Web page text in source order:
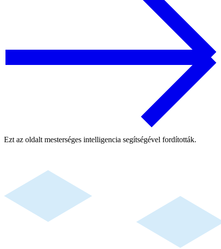
Ezt az oldalt mesterséges intelligencia segítségével fordították.